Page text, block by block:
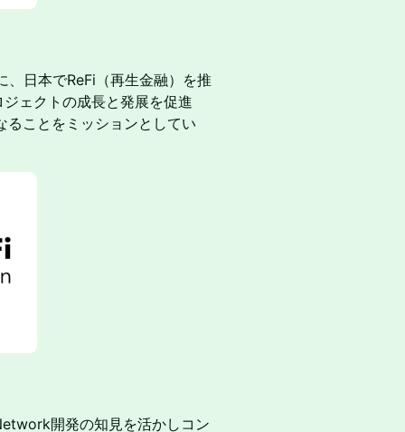
日本でReFi（再生金融）を推
ェクトの成長と発展を促進
ることをミッションとしてい
開発の知見を活かしコン